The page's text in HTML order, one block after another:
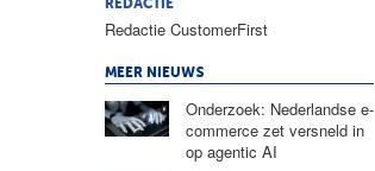
REDACTIE
Redactie CustomerFirst
MEER NIEUWS
Onderzoek: Nederlandse e-
commerce zet versneld in
op agentic AI